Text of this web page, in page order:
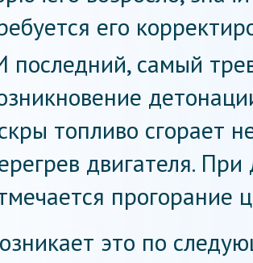
его
последний, самый
топливо сгорает
двигателя.
прогорание
это по